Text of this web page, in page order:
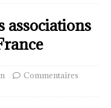
associations
Commentaires